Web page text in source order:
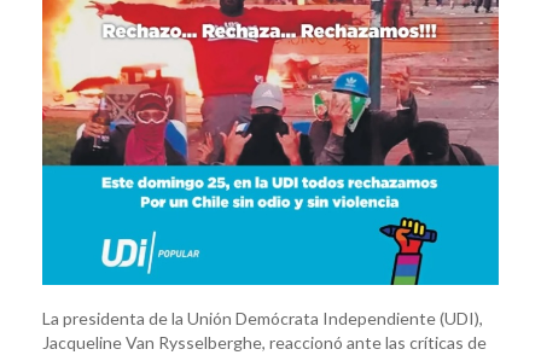
La presidenta de la Unión Demócrata Independiente (UDI),
Jacqueline Van Rysselberghe, reaccionó ante las críticas de